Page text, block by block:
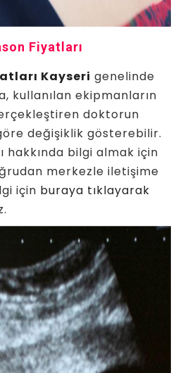
Fiyatları
Kayseri genelinde
kullanılan ekipmanların
doktorun
değişiklik gösterebilir.
hakkında bilgi almak için
merkezle iletişime
için buraya tıklayarak